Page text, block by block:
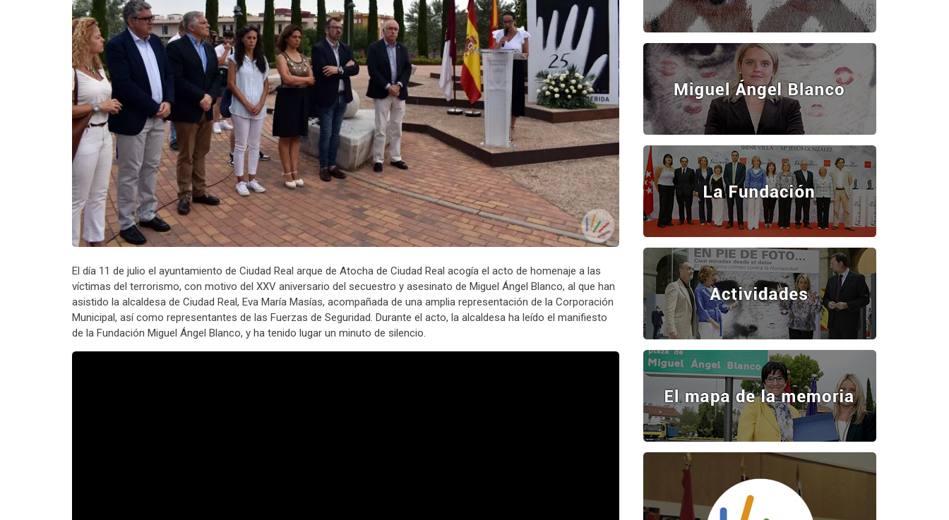
El día 11 de julio el ayuntamiento de Ciudad Real arque de Atocha de Ciudad Real acogía el acto de homenaje a las
víctimas del terrorismo, con motivo del XXV aniversario del secuestro y asesinato de Miguel Ángel Blanco, al que han
asistido la alcaldesa de Ciudad Real, Eva María Masías, acompañada de una amplia representación de la Corporación
Municipal, así como representantes de las Fuerzas de Seguridad. Durante el acto, la alcaldesa ha leído el manifiesto
de la Fundación Miguel Ángel Blanco, y ha tenido lugar un minuto de silencio.